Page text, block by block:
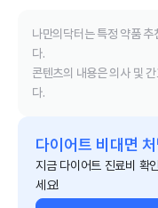
나만의닥터는 특정 약품 추
다.
콘텐츠의 내용은 의사 및
다.
다이어트 비대면
지금 다이어트 진료비 확
세요!